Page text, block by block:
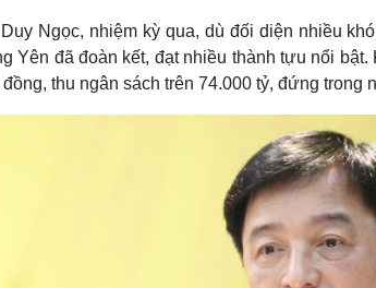
Hậu trường
Đời sống
Văn hóa
Văn học
Âm nhạc
Di sản
Ngọc, nhiệm kỳ qua, dù đối diện nhiều
Yên đã đoàn kết, đạt nhiều thành tựu nổi
thu ngân sách trên 74.000 tỷ, đứng